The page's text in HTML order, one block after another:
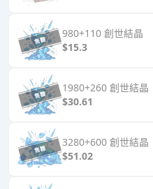
980+110 創世結晶
$15.3
1980+260 創世結晶
$30.61
3280+600 創世結晶
$51.02